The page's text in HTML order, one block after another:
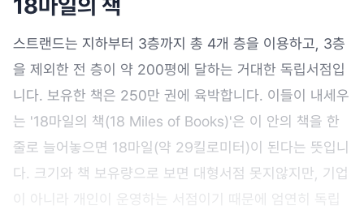
18마일의 책
스트랜드는 지하부터 3층까지 총 4개 층을 이용하고, 3층
을 제외한 전 층이 약 200평에 달하는 거대한 독립서점입
니다. 보유한 책은 250만 권에 육박합니다. 이들이 내세우
는 '18마일의 책(18 Miles of Books)'은 이 안의 책을 한
줄로 늘어놓으면 18마일(약 29킬로미터)이 된다는 뜻입니
다. 크기와 책 보유량으로 보면 대형서점 못지않지만, 기업
이 아니라 개인이 운영하는 서점이기 때문에 엄연히 독립